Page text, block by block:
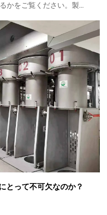
かをご覧ください。製造
ステルステープルファイ
。
とって不可欠なのか？